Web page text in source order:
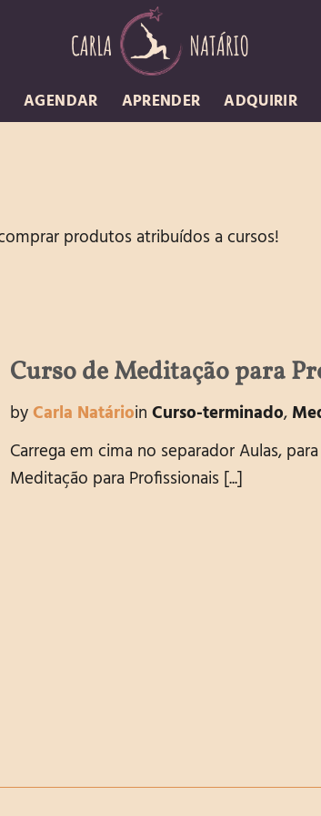
AGENDAR APRENDER ADQUIRIR
produtos atribuídos a cursos!
Curso de Meditação para
byCarla Natárioin Curso-terminado,
Carrega em cima no separador Aulas,
Meditação para Profissionais [...]